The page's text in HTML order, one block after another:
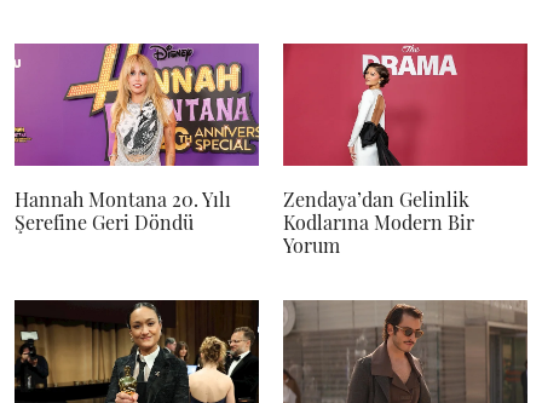
Hannah Montana 20. Yılı
Şerefine Geri Döndü
Zendaya’dan Gelinlik
Kodlarına Modern Bir
Yorum